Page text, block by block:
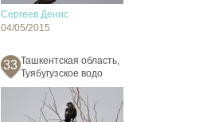
Сергеев Денис
04/05/2015
33 Ташкентская область,
Туябугузское водо